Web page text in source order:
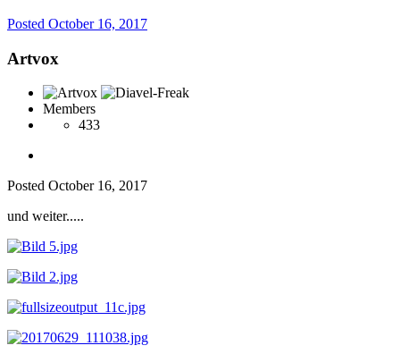
Posted October 16, 2017
Artvox
Members
433
Posted October 16, 2017
und weiter.....